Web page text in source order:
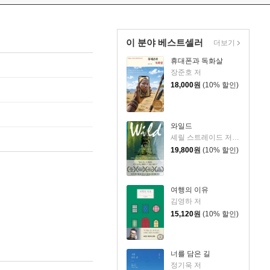
이 분야 베스트셀러
휴대폰과 독화살
장준호 저
18,000원 (10% 할인)
와일드
셰릴 스트레이드 저/우진하 역
19,800원 (10% 할인)
여행의 이유
김영하 저
15,120원 (10% 할인)
너를 담은 길
정기욱 저
더보기